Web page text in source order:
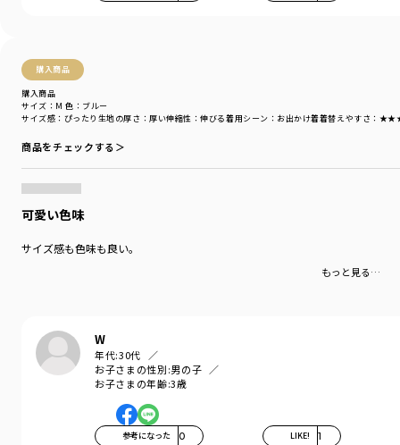
購入商品
購入商品
サイズ感 ：ぴったり 生地の厚さ ：厚い伸縮性 ：伸びる着用シーン ：お出かけ着着替えやすさ ：
サイズ：M 色：ブルー
商品をチェックする＞
可愛い色味
サイズ感も色味も良い。
もっと見る…
W
年代:30代
お子さまの性別:男の子
お子さまの年齢:3歳
参考になった 0 LIKE! 1